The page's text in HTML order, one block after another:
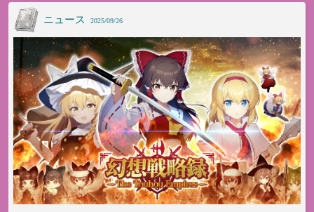
ニュース 2025/09/26